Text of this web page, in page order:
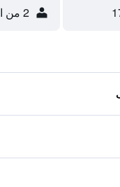
2 من الضيوف، غرفة واحدة